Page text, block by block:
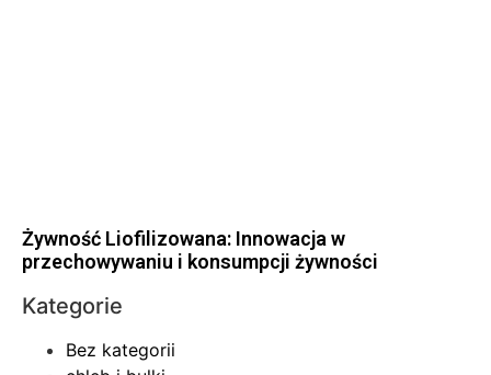
Żywność Liofilizowana: Innowacja w
przechowywaniu i konsumpcji żywności
Kategorie
Bez kategorii